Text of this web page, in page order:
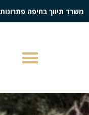
משרד תיווך בחיפה